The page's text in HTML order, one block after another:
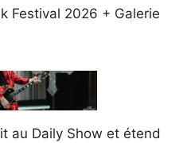
Festival 2026 + Galerie
au Daily Show et étend